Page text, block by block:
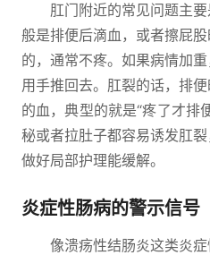
肛门附近的常见问题主
般是排便后滴血，或者擦屁
的，通常不疼。如果病情加
用手推回去。肛裂的话，排
的血，典型的就是“疼了才排
秘或者拉肚子都容易诱发肛裂
做好局部护理能缓解。
炎症性肠病的警示信号
像溃疡性结肠炎这类炎